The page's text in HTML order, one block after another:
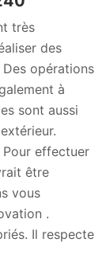
très
des
opérations
à
sont aussi
effectuer
être
vous
.
Il respecte